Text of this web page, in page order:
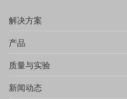
解决方案
产品
质量与实验
新闻动态